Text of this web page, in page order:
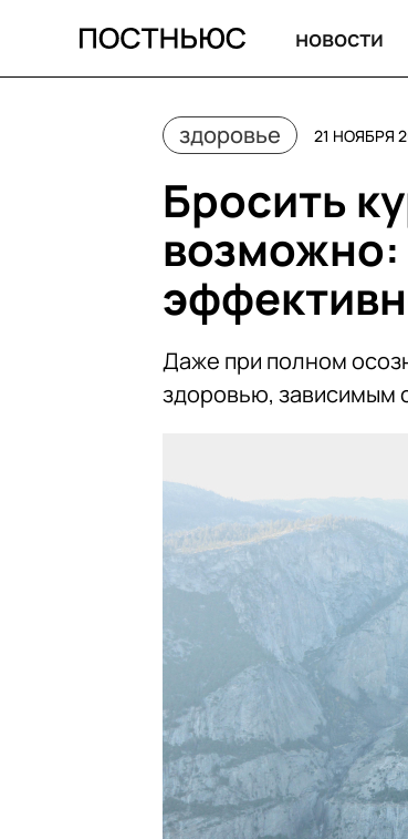
новости
здоровье 21 НОЯБРЯ
Бросить
возможно:
Даже при полном
здоровью, зависимым